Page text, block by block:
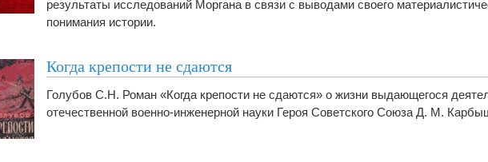
результаты исследований Моргана в связи с выводами своего
понимания истории.
Когда крепости не сдаются
Голубов С.Н. Роман «Когда крепости не сдаются» о жизни выдающегося
отечественной военно-инженерной науки Героя Советского Союза Д. М.